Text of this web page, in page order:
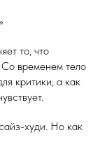
то, что
Со временем тело
критики, а как
худи. Но как